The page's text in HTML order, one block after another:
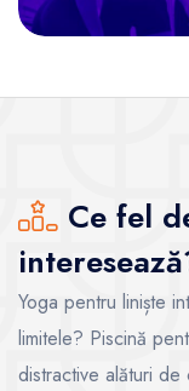
Ce fel
Yoga pentru liniște
limitele? Piscină
distractive alături